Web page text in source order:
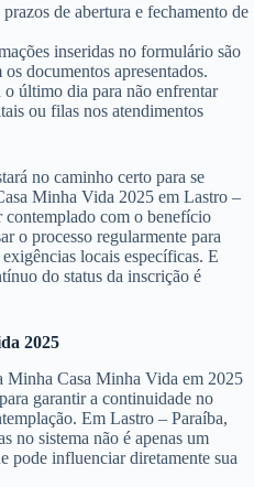
de abertura e fechamento de
inseridas no formulário são
documentos apresentados.
último dia para não enfrentar
ou filas nos atendimentos
no caminho certo para se
Minha Vida 2025 em Lastro –
contemplado com o benefício
o processo regularmente para
locais específicas. E
do status da inscrição é
2025
Minha Casa Minha Vida em 2025
garantir a continuidade no
Em Lastro – Paraíba,
no sistema não é apenas um
pode influenciar diretamente sua